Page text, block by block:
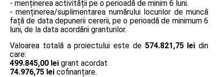
- menținerea activității pe o perioadă de minim 6 luni.
- menținerea/suplimentarea numărului locurilor de muncă
față de data depunerii cererii, pe o perioadă de minimum 6
luni, de la data acordării granturilor.
Valoarea totală a proiectului este de 574.821,75 lei din
care:
499.845,00 lei grant acordat
74.976,75 lei cofinanțare.